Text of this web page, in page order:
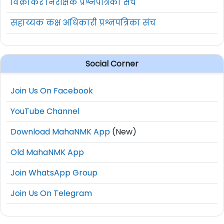
ऑपरेटर (Fire)
(i) 12वी उत्तीर्ण (ii) फायरमन
(iii) अवजड वाहन चालक
02 वर्षे अनुभव
ऑपरेटर (Boiler)
(i) 10वी उत्तीर्ण +ITI
प्रमाणपत्र किंवा 55% गुणांसह
(PCM)+बॉयलर अटेंडंट
अकाउंट्स असिस्टंट
(i) 55% गुणांसह B.Com (ii) 01
(i) 55% गुणांसह BBA/BBS/BBM
वर्ष अनुभव
सहाय्यक कक्ष अधिकारी प्रश्नपत्रिका संच
Social Corner
Join Us On Facebook
YouTube Channel
Download MahaNMK App (New)
Old MahaNMK App
Join WhatsApp Group
Join Us On Telegram